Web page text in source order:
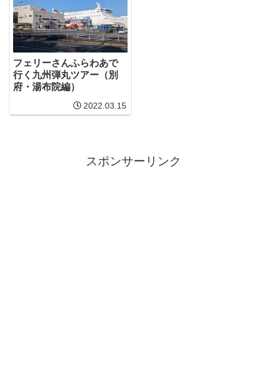
フェリーさんふらわあで
行く九州弾丸ツアー（別
府・湯布院編）
2022.03.15
スポンサーリンク